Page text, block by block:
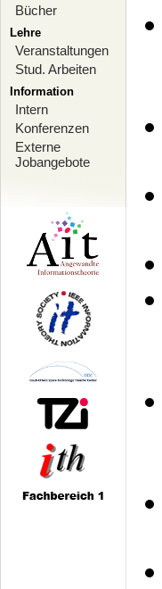
Bücher
Lehre
Veranstaltungen
Stud. Arbeiten
Information
Intern
Konferenzen
Externe
Jobangebote